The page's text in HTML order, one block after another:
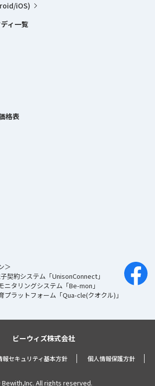
iOS)
ィ一覧
格表
＞
契約システム「UnisonConnect」
タリングシステム「Be-mon」
ラットフォーム「Qua-cle(クオクル)」
ビーウィズ株式会社
報セキュリティ基本方針 個人情報保護方針
All rights reserved.